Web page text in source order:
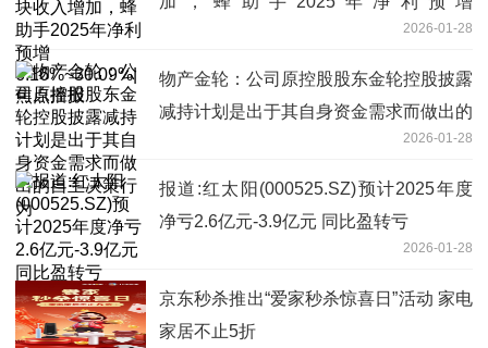
2026-01-28
物产金轮：公司原控股股东金轮控股披露
减持计划是出于其自身资金需求而做出的
2026-01-28
报道:红太阳(000525.SZ)预计2025年度
净亏2.6亿元-3.9亿元 同比盈转亏
2026-01-28
京东秒杀推出“爱家秒杀惊喜日”活动 家电
家居不止5折